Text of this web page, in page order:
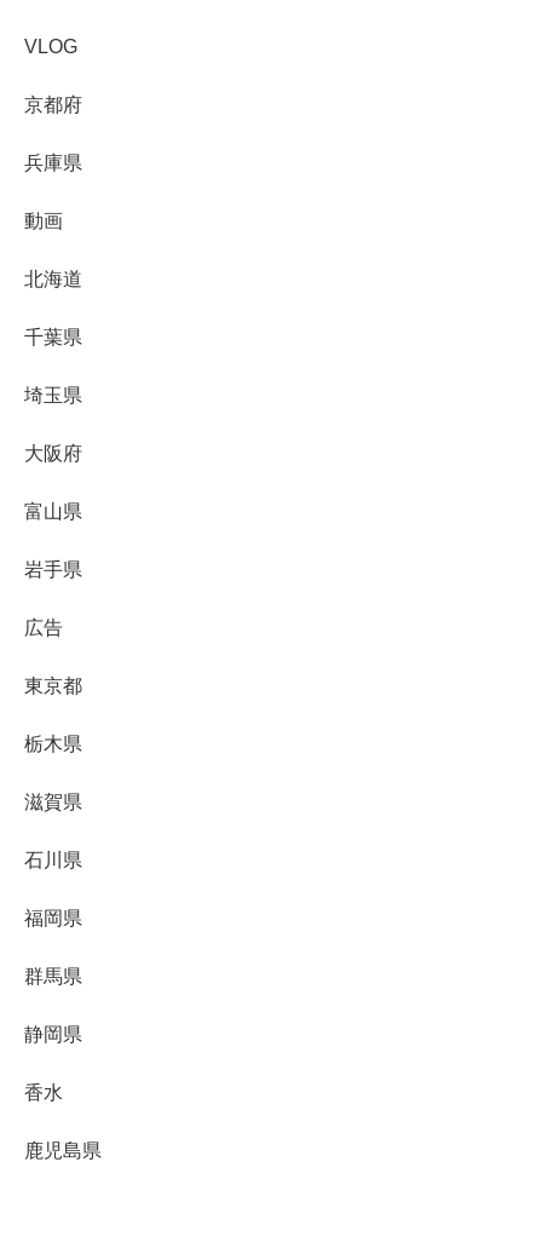
VLOG
京都府
兵庫県
動画
北海道
千葉県
埼玉県
大阪府
富山県
岩手県
広告
東京都
栃木県
滋賀県
石川県
福岡県
群馬県
静岡県
香水
鹿児島県